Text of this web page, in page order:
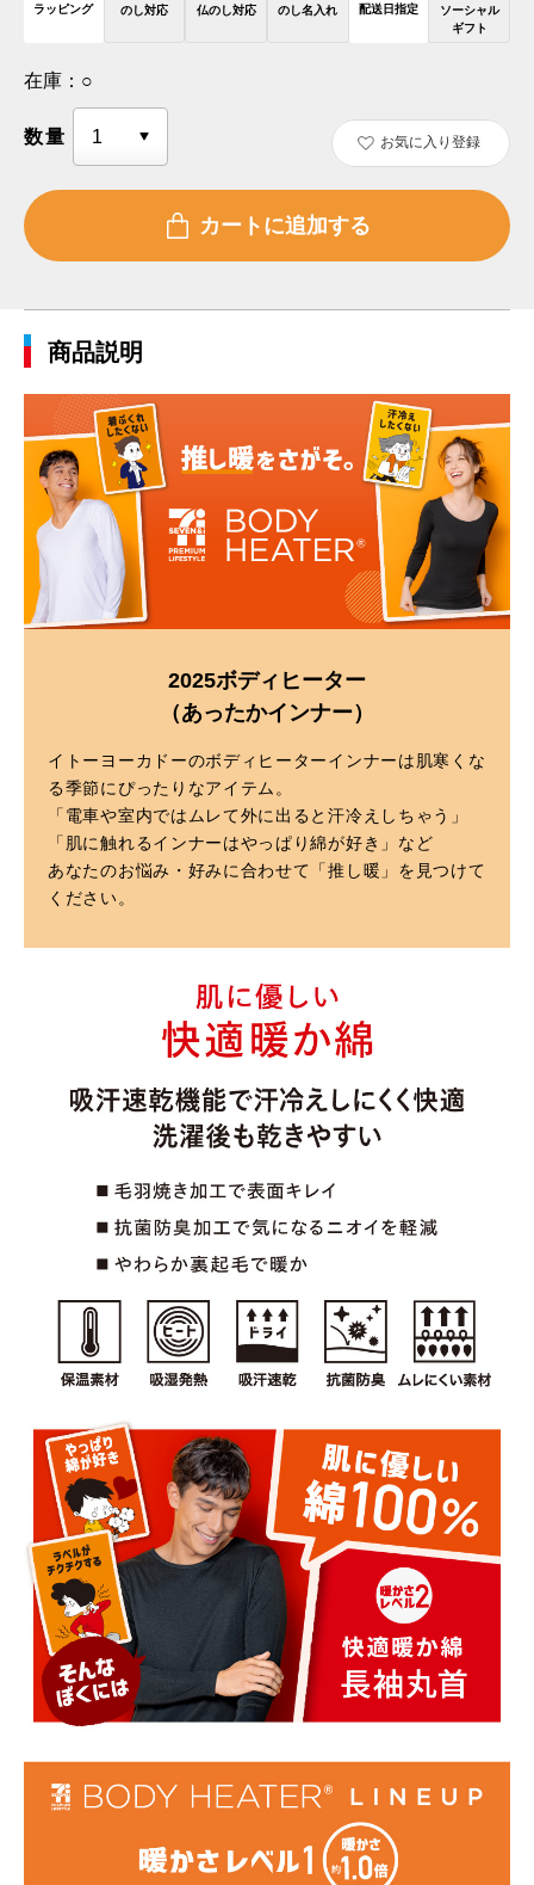
ラッピング のし対応 仏のし対応 のし名入れ 配送日指定
ソーシャル
ギフト
在庫： ○
数量 お気に入り登録
商品説明
2025ボディヒーター
（あったかインナー）
イトーヨーカドーのボディヒーターインナーは肌寒くな
る季節にぴったりなアイテム。
「電車や室内ではムレて外に出ると汗冷えしちゃう」
「肌に触れるインナーはやっぱり綿が好き」など
あなたのお悩み・好みに合わせて「推し暖」を見つけて
ください。